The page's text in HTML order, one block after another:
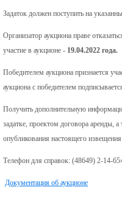
Задаток должен поступить на
Организатор аукциона праве
участие в аукционе - 19.04.2022 года.
Победителем аукциона признается
аукциона с победителем
Получить дополнительную
задатке, проектом договора аренды,
опубликования настоящего
Телефон для справок: (48649) 2-14-
Документация об аукционе